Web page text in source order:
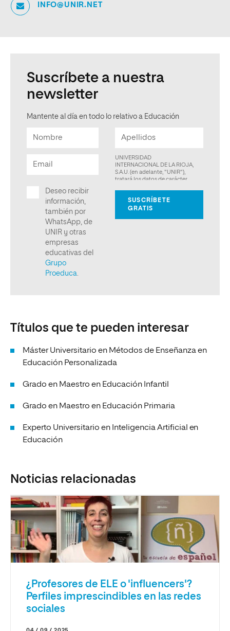
INFO@UNIR.NET
Suscríbete a nuestra
newsletter
Mantente al día en todo lo relativo a Educación
Títulos que te pueden interesar
Máster Universitario en Métodos de Enseñanza en
Educación Personalizada
Grado en Maestro en Educación Infantil
Grado en Maestro en Educación Primaria
Experto Universitario en Inteligencia Artificial en
Educación
Noticias relacionadas
¿Profesores de ELE o 'influencers'?
Perfiles imprescindibles en las redes
sociales